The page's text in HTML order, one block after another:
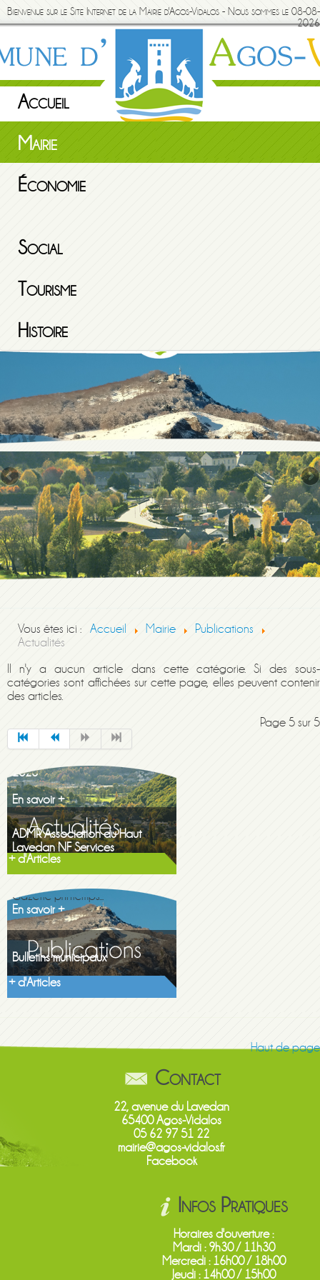
Bienvenue sur le Site Internet de la Mairie d'Agos-Vidalos - Nous sommes le 08-08-
2026
Accueil
Mairie
Économie
Social
Tourisme
Histoire
Vous êtes ici : Accueil Mairie
Publications
Actualités
Il n'y a aucun article dans cette catégorie. Si des sous-
catégories sont affichées sur cette page, elles peuvent contenir
des articles.
Page 5 sur 5
Maison de la famille itinerante
En savoir +
ADMR Association du Haut
Lavedan NF Services
En savoir +
+ d'Articles
Gazette printemps 2026
Gazette printemps...
En savoir +
Bulletins municipaux
Découvrez les...
En savoir +
+ d'Articles
Haut de page
Contact
22, avenue du Lavedan
65400 Agos-Vidalos
05 62 97 51 22
mairie@agos-vidalos.fr
Facebook
Infos Pratiques
Horaires d'ouverture :
Mardi : 9h30 / 11h30
Mercredi : 16h00 / 18h00
Jeudi : 14h00 / 15h00